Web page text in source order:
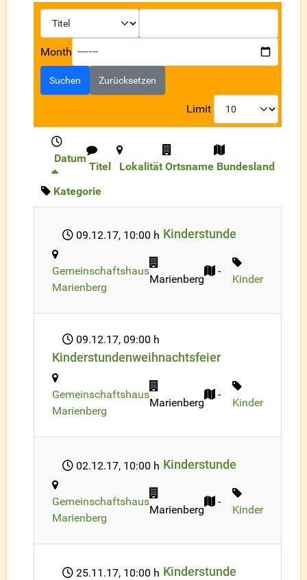
Month
Suchen Zurücksetzen
Limit
Datum
Titel Lokalität Ortsname Bundesland
Kategorie
09.12.17, 10:00 h Kinderstunde
Gemeinschaftshaus
Marienberg
Marienberg
-
Kinder
09.12.17, 09:00 h
Kinderstundenweihnachtsfeier
Gemeinschaftshaus
Marienberg
Marienberg
-
Kinder
02.12.17, 10:00 h Kinderstunde
Gemeinschaftshaus
Marienberg
Marienberg
-
Kinder
25.11.17, 10:00 h Kinderstunde